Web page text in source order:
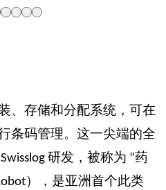
、存储和分配系统，可在
条码管理。这一尖端的全
研发，被称为 “药
），是亚洲首个此类